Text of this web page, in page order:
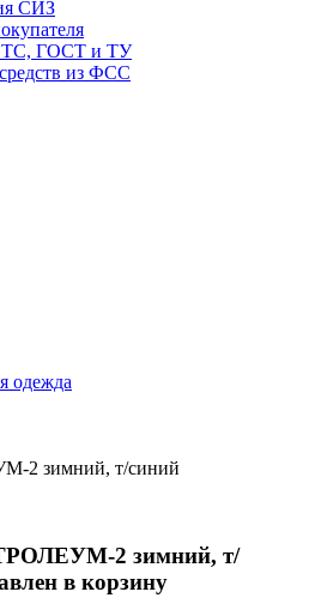
СИЗ
ТС, ГОСТ и ТУ
из ФСС
одежда
2 зимний, т/синий
2 зимний, т/
в корзину